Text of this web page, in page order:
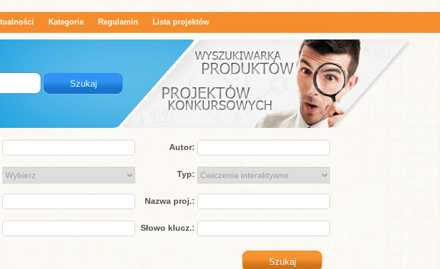
Kategorie Regulamin Lista projektów
Autor:
Typ:
Nazwa proj.:
Słowo klucz.: